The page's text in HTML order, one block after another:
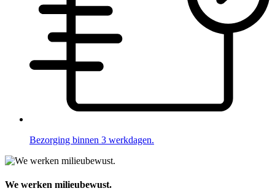
Bezorging binnen 3 werkdagen.
We werken milieubewust.